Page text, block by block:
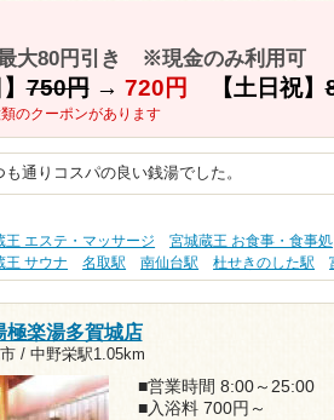
大80円引き ※現金のみ利用可
】750円→ 720円 【土日祝】
のクーポンがあります
も通りコスパの良い銭湯でした。
王 エステ・マッサージ 宮城蔵王 お食事・食事処
王 サウナ
名取駅 南仙台駅 杜せきのした駅
極楽湯多賀城店
/ 中野栄駅1.05km
■営業時間 8:00～25:00
■入浴料 700円～